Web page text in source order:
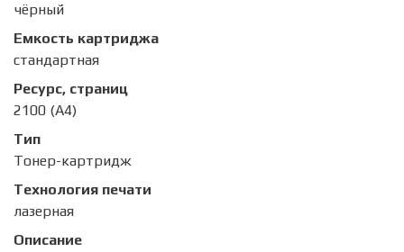
чёрный
Емкость картриджа
стандартная
Ресурс, страниц
2100 (A4)
Тип
Тонер-картридж
Технология печати
лазерная
Описание